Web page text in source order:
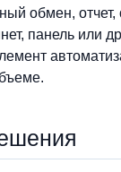
обмен, отчет,
панель или